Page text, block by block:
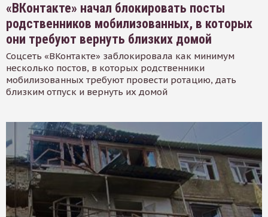
«ВКонтакте» начал блокировать посты
родственников мобилизованных, в которых
они требуют вернуть близких домой
Соцсеть «ВКонтакте» заблокировала как минимум
несколько постов, в которых родственники
мобилизованных требуют провести ротацию, дать
близким отпуск и вернуть их домой